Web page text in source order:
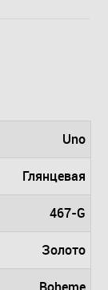
Uno
Глянцевая
467-G
Золото